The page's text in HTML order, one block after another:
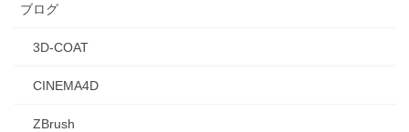
ブログ
3D-COAT
CINEMA4D
ZBrush